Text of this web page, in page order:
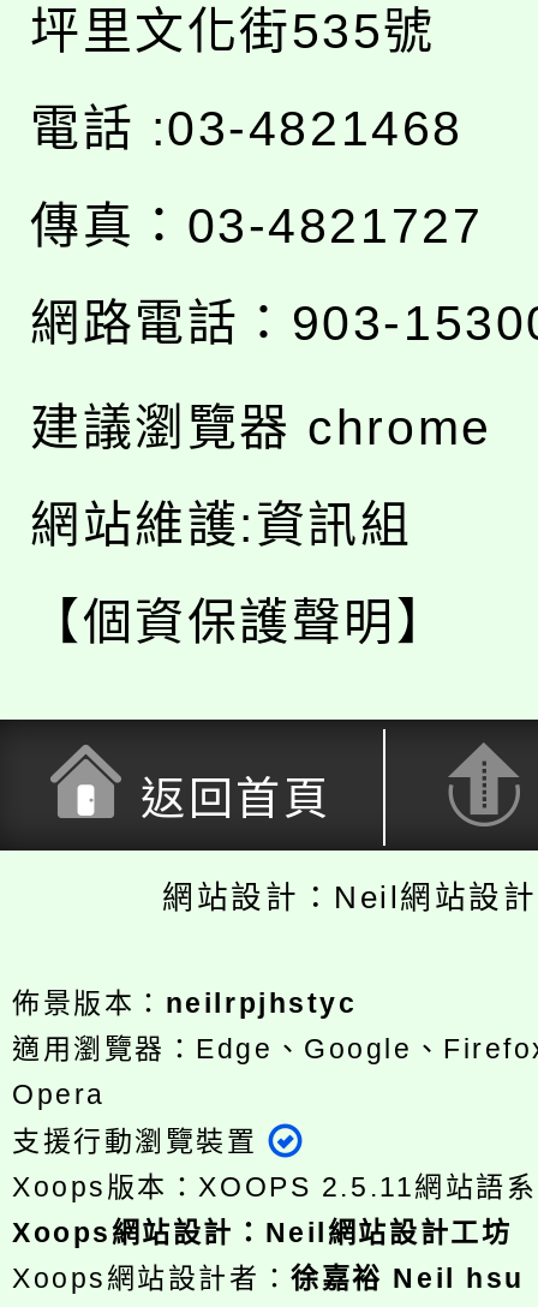
坪里文化街535號
電話 :03-4821468
傳真：03-4821727
網路電話：903-
建議瀏覽器 chrome
網站維護:資訊組
【個資保護聲明】
返回首頁
網站設計：Neil網站設
佈景版本： neilrpjhstyc
適用瀏覽器：Edge、Google、
Opera
支援行動瀏覽裝置
Xoops版本： XOOPS 2.5.11網站語
Xoops網站設計 ： Neil網站設計工坊
Xoops網站設計者：徐嘉裕 Neil hsu